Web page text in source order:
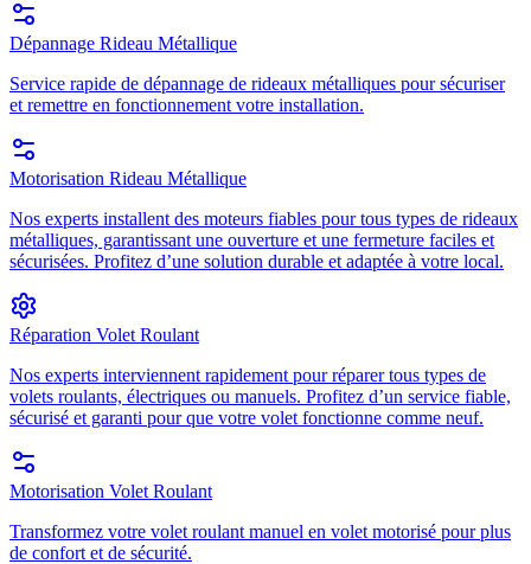
Dépannage Rideau Métallique
Service rapide de dépannage de rideaux métalliques pour sécuriser
et remettre en fonctionnement votre installation.
Motorisation Rideau Métallique
Nos experts installent des moteurs fiables pour tous types de rideaux
métalliques, garantissant une ouverture et une fermeture faciles et
sécurisées. Profitez d’une solution durable et adaptée à votre local.
Réparation Volet Roulant
Nos experts interviennent rapidement pour réparer tous types de
volets roulants, électriques ou manuels. Profitez d’un service fiable,
sécurisé et garanti pour que votre volet fonctionne comme neuf.
Motorisation Volet Roulant
Transformez votre volet roulant manuel en volet motorisé pour plus
de confort et de sécurité.